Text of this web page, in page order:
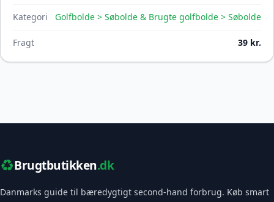
Kategori Golfbolde > Søbolde & Brugte golfbolde > Søbolde
Fragt 39 kr.
♻️Brugtbutikken.dk
Danmarks guide til bæredygtigt second-hand forbrug. Køb smart